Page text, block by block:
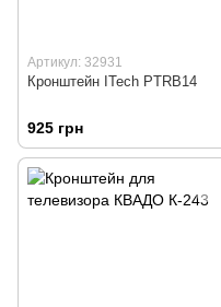
Артикул: 32931
Кронштейн ITech PTRB14
925 грн